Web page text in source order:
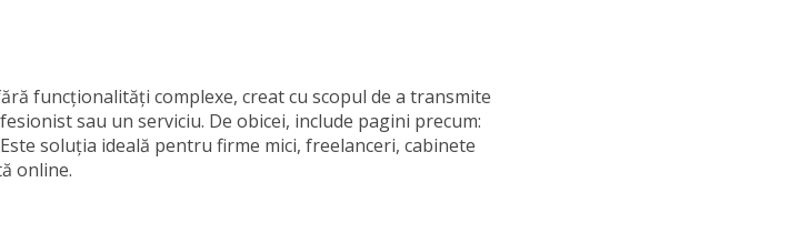
funcționalități complexe, creat cu scopul de a transmite
sau un serviciu. De obicei, include pagini precum:
soluția ideală pentru firme mici, freelanceri, cabinete
online.